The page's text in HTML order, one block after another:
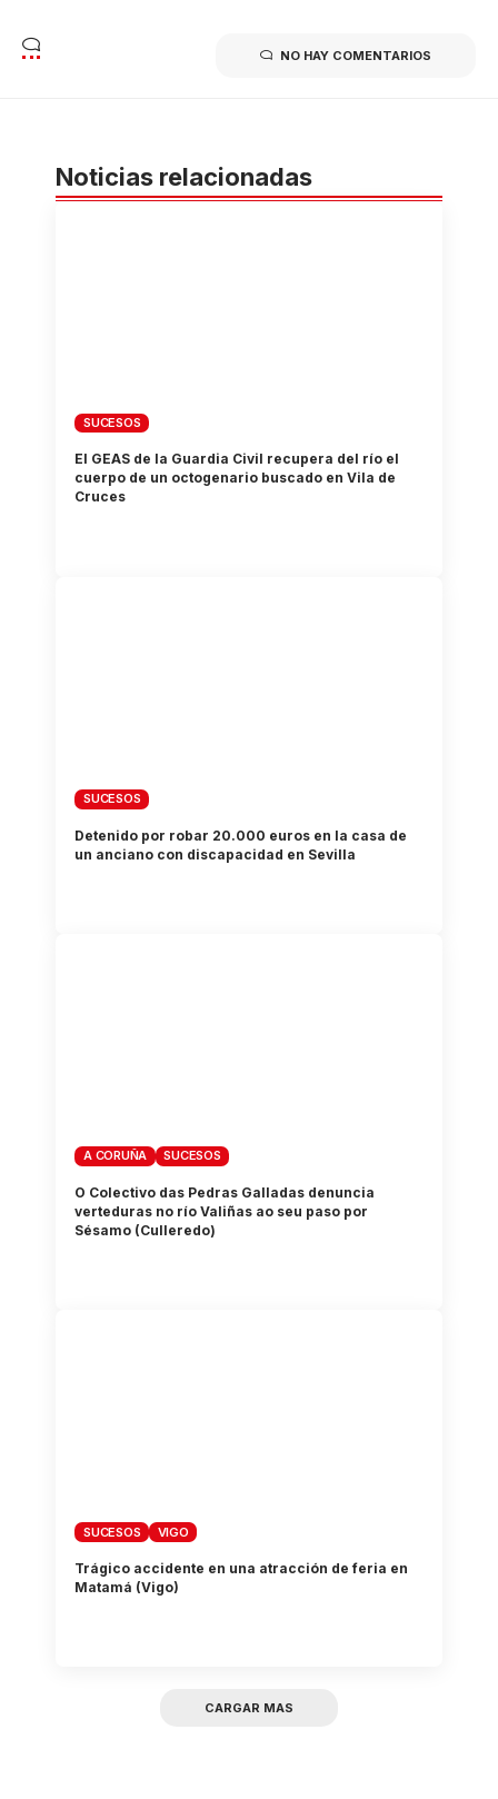
NO HAY COMENTARIOS
Noticias relacionadas
SUCESOS
El GEAS de la Guardia Civil recupera del río el
cuerpo de un octogenario buscado en Vila de
Cruces
SUCESOS
Detenido por robar 20.000 euros en la casa de
un anciano con discapacidad en Sevilla
A CORUÑA SUCESOS
O Colectivo das Pedras Galladas denuncia
verteduras no río Valiñas ao seu paso por
Sésamo (Culleredo)
SUCESOS VIGO
Trágico accidente en una atracción de feria en
Matamá (Vigo)
CARGAR MAS